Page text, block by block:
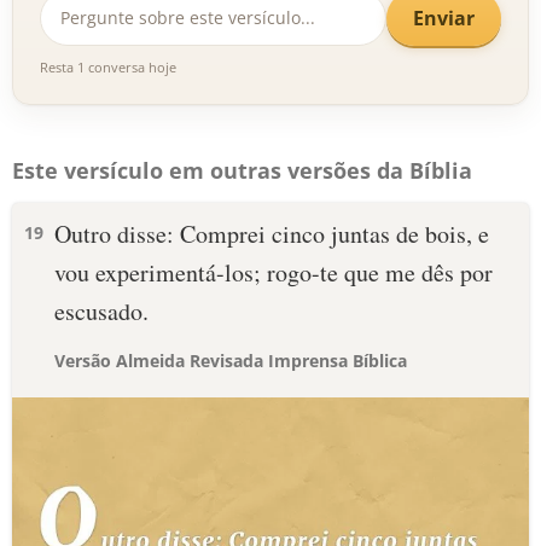
Enviar
Resta 1 conversa hoje
Este versículo em outras versões da Bíblia
19 Outro disse: Comprei cinco juntas de bois, e
vou experimentá-los; rogo-te que me dês por
escusado.
Versão Almeida Revisada Imprensa Bíblica